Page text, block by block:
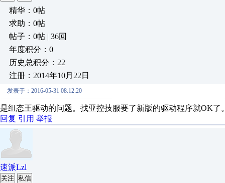
精华：0帖
求助：0帖
帖子：0帖 | 36回
年度积分：0
历史总积分：22
注册：2014年10月22日
发表于：2016-05-31 08:12:20
是组态王驱动的问题。找亚控技服要了新版的驱动程序就OK了
回复 引用 举报
速派Lzl
关注 私信